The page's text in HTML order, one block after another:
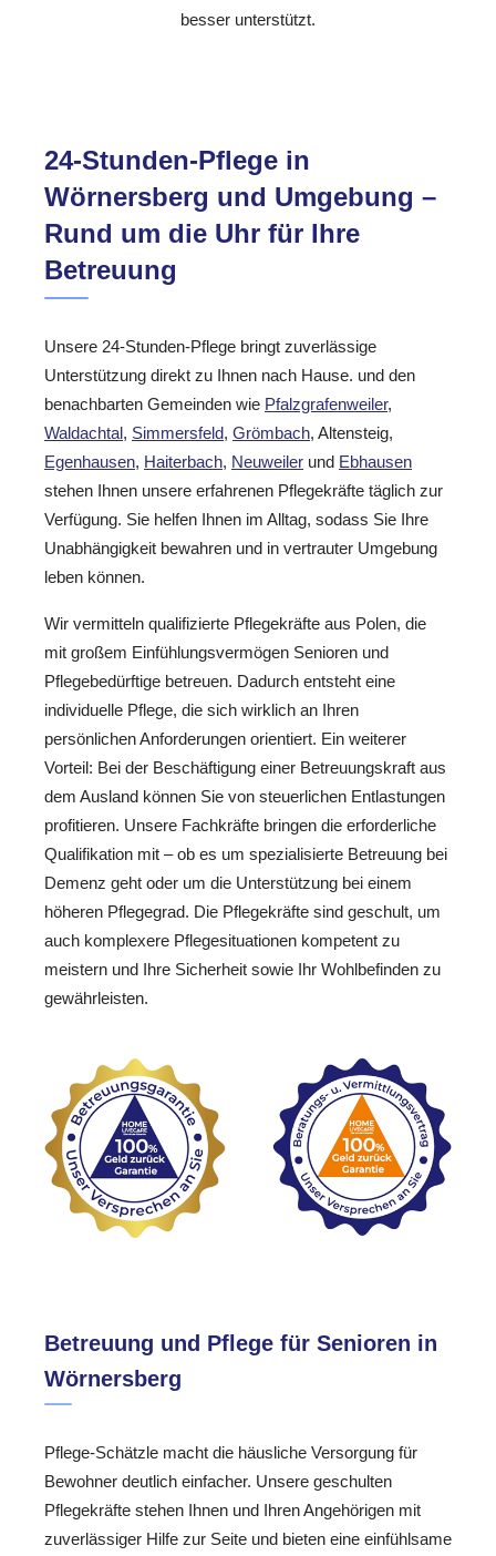
besser unterstützt.
24-Stunden-Pflege in
Wörnersberg und Umgebung –
Rund um die Uhr für Ihre
Betreuung
Unsere 24-Stunden-Pflege bringt zuverlässige
Unterstützung direkt zu Ihnen nach Hause. und den
benachbarten Gemeinden wie Pfalzgrafenweiler,
Waldachtal, Simmersfeld, Grömbach, Altensteig,
Egenhausen, Haiterbach, Neuweiler und Ebhausen
stehen Ihnen unsere erfahrenen Pflegekräfte täglich zur
Verfügung. Sie helfen Ihnen im Alltag, sodass Sie Ihre
Unabhängigkeit bewahren und in vertrauter Umgebung
leben können.
Wir vermitteln qualifizierte Pflegekräfte aus Polen, die
mit großem Einfühlungsvermögen Senioren und
Pflegebedürftige betreuen. Dadurch entsteht eine
individuelle Pflege, die sich wirklich an Ihren
persönlichen Anforderungen orientiert. Ein weiterer
Vorteil: Bei der Beschäftigung einer Betreuungskraft aus
dem Ausland können Sie von steuerlichen Entlastungen
profitieren. Unsere Fachkräfte bringen die erforderliche
Qualifikation mit – ob es um spezialisierte Betreuung bei
Demenz geht oder um die Unterstützung bei einem
höheren Pflegegrad. Die Pflegekräfte sind geschult, um
auch komplexere Pflegesituationen kompetent zu
meistern und Ihre Sicherheit sowie Ihr Wohlbefinden zu
gewährleisten.
Betreuung und Pflege für Senioren in
Wörnersberg
Pflege-Schätzle macht die häusliche Versorgung für
Bewohner deutlich einfacher. Unsere geschulten
Pflegekräfte stehen Ihnen und Ihren Angehörigen mit
zuverlässiger Hilfe zur Seite und bieten eine einfühlsame